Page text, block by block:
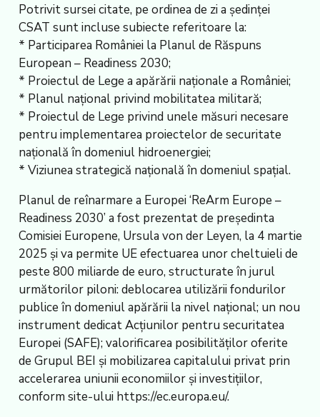
Potrivit sursei citate, pe ordinea de zi a ședinței
CSAT sunt incluse subiecte referitoare la:
* Participarea României la Planul de Răspuns
European – Readiness 2030;
* Proiectul de Lege a apărării naționale a României;
* Planul național privind mobilitatea militară;
* Proiectul de Lege privind unele măsuri necesare
pentru implementarea proiectelor de securitate
națională în domeniul hidroenergiei;
* Viziunea strategică națională în domeniul spațial.
Planul de reînarmare a Europei ‘ReArm Europe –
Readiness 2030’ a fost prezentat de președinta
Comisiei Europene, Ursula von der Leyen, la 4 martie
2025 și va permite UE efectuarea unor cheltuieli de
peste 800 miliarde de euro, structurate în jurul
următorilor piloni: deblocarea utilizării fondurilor
publice în domeniul apărării la nivel național; un nou
instrument dedicat Acțiunilor pentru securitatea
Europei (SAFE); valorificarea posibilităților oferite
de Grupul BEI și mobilizarea capitalului privat prin
accelerarea uniunii economiilor și investițiilor,
conform site-ului https://ec.europa.eu/.